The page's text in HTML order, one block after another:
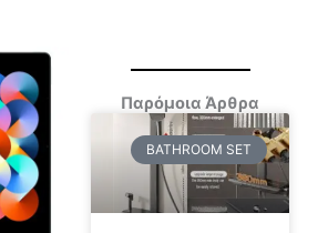
Παρόμοια Άρθρα
BATHROOM SET